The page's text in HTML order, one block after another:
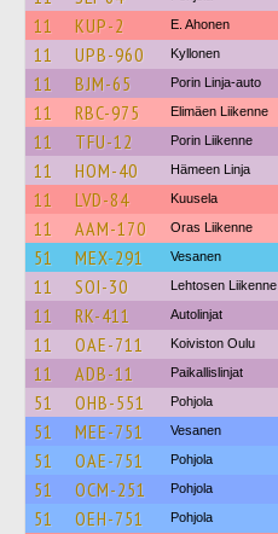
11 KUP-2 E. Ahonen
11 UPB-960 Kyllonen
11 BJM-65 Porin Linja-auto
11 RBC-975 Elimäen Liikenne
11 TFU-12 Porin Liikenne
11 HOM-40 Hämeen Linja
11 LVD-84 Kuusela
11 AAM-170 Oras Liikenne
51 MEX-291 Vesanen
11 SOI-30 Lehtosen Liikenne
11 RK-411 Autolinjat
11 OAE-711 Koiviston Oulu
11 ADB-11 Paikallislinjat
51 OHB-551 Pohjola
51 MEE-751 Vesanen
51 OAE-751 Pohjola
51 OCM-251 Pohjola
51 OEH-751 Pohjola